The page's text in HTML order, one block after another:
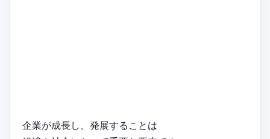
企業が成長し、発展することは